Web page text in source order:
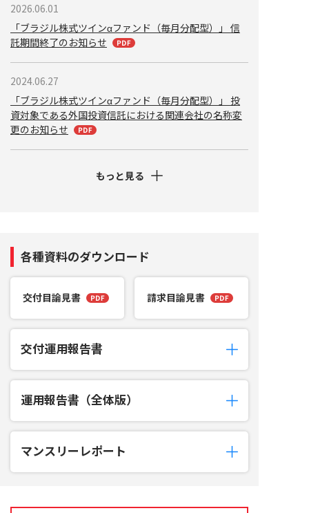
2026.06.01
「ブラジル株式ツインαファンド（毎月分配型）」 信
託期間終了のお知らせ
2024.06.27
「ブラジル株式ツインαファンド（毎月分配型）」 投
資対象である外国投資信託における関連会社の名称変
更のお知らせ
もっと見る
各種資料のダウンロード
交付目論見書 請求目論見書
交付運用報告書
運用報告書（全体版）
マンスリーレポート